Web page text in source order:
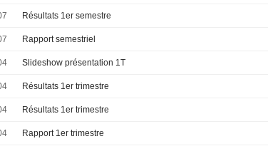
Résultats 1er semestre
Rapport semestriel
Slideshow présentation 1T
Résultats 1er trimestre
Résultats 1er trimestre
Rapport 1er trimestre